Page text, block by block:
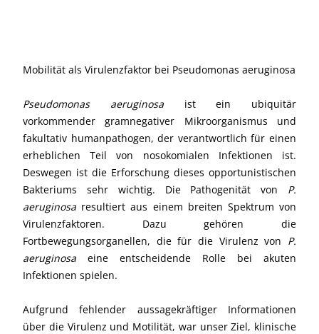
Mobilität als Virulenzfaktor bei Pseudomonas aeruginosa
Pseudomonas aeruginosaist ein ubiquitär
vorkommender gramnegativer Mikroorganismus und
fakultativ humanpathogen, der verantwortlich für einen
erheblichen Teil von nosokomialen Infektionen ist.
Deswegen ist die Erforschung dieses opportunistischen
Bakteriums sehr wichtig. Die Pathogenität von P.
aeruginosa resultiert aus einem breiten Spektrum von
Virulenzfaktoren. Dazu gehören die
Fortbewegungsorganellen, die für die Virulenz von P.
aeruginosa eine entscheidende Rolle bei akuten
Infektionen spielen.
Aufgrund fehlender aussagekräftiger Informationen
über die Virulenz und Motilität, war unser Ziel, klinische